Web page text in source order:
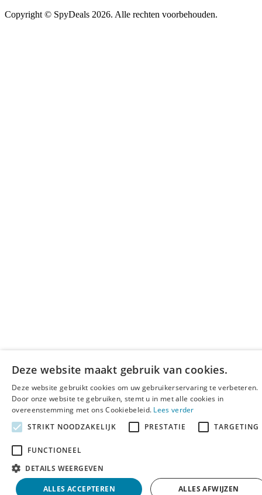
Copyright © SpyDeals 2026. Alle rechten voorbehouden.
Deze website maakt gebruik van cookies.
Deze website gebruikt cookies om uw gebruikerservaring te verbeteren.
Door onze website te gebruiken, stemt u in met alle cookies in
overeenstemming met ons Cookiebeleid. Lees verder
STRIKT NOODZAKELIJK
PRESTATIE TARGETING
FUNCTIONEEL
DETAILS WEERGEVEN
ALLES ACCEPTEREN ALLES AFWIJZEN